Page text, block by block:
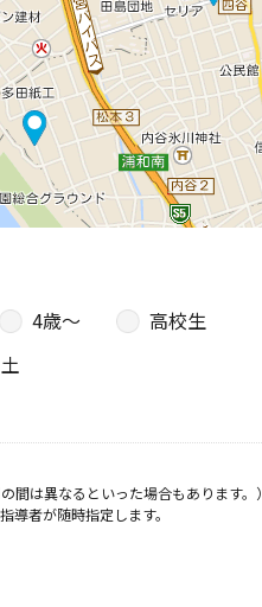
4歳〜
高校生
土
は異なるといった場合もあります。）
者が随時指定します。